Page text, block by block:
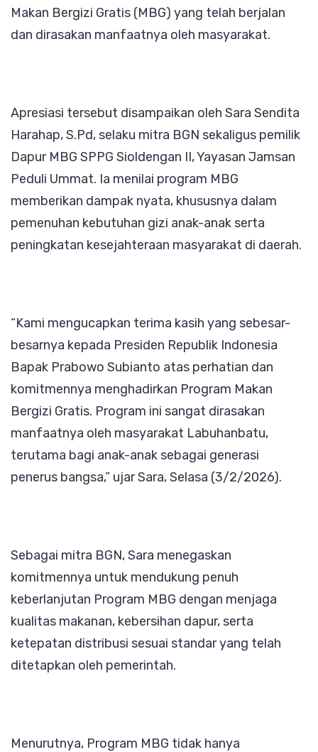
Makan Bergizi Gratis (MBG) yang telah berjalan
dan dirasakan manfaatnya oleh masyarakat.
Apresiasi tersebut disampaikan oleh Sara Sendita
Harahap, S.Pd, selaku mitra BGN sekaligus pemilik
Dapur MBG SPPG Sioldengan II, Yayasan Jamsan
Peduli Ummat. Ia menilai program MBG
memberikan dampak nyata, khususnya dalam
pemenuhan kebutuhan gizi anak-anak serta
peningkatan kesejahteraan masyarakat di daerah.
“Kami mengucapkan terima kasih yang sebesar-
besarnya kepada Presiden Republik Indonesia
Bapak Prabowo Subianto atas perhatian dan
komitmennya menghadirkan Program Makan
Bergizi Gratis. Program ini sangat dirasakan
manfaatnya oleh masyarakat Labuhanbatu,
terutama bagi anak-anak sebagai generasi
penerus bangsa,” ujar Sara, Selasa (3/2/2026).
Sebagai mitra BGN, Sara menegaskan
komitmennya untuk mendukung penuh
keberlanjutan Program MBG dengan menjaga
kualitas makanan, kebersihan dapur, serta
ketepatan distribusi sesuai standar yang telah
ditetapkan oleh pemerintah.
Menurutnya, Program MBG tidak hanya